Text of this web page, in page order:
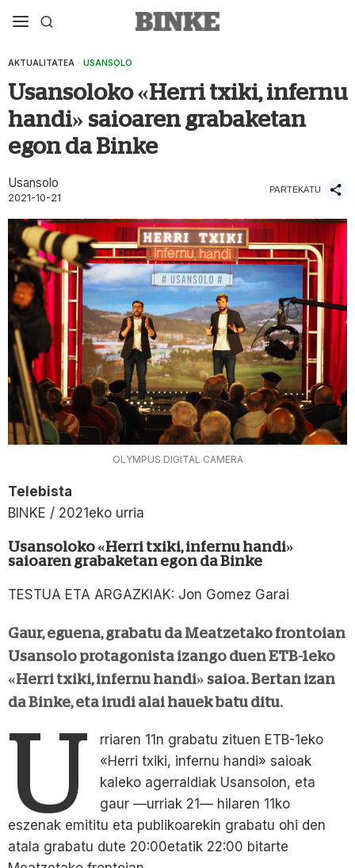
AKTUALITATEA · USANSOLO
Usansoloko «Herri txiki, infernu
handi» saioaren grabaketan
egon da Binke
Usansolo
2021-10-21
PARTEKATU
OLYMPUS DIGITAL CAMERA
Telebista
BINKE / 2021eko urria
Usansoloko «Herri txiki, infernu handi»
saioaren grabaketan egon da Binke
TESTUA ETA ARGAZKIAK: Jon Gomez Garai
Gaur, eguena, grabatu da Meatzetako frontoian
Usansolo protagonista izango duen ETB-1eko
«Herri txiki, infernu handi» saioa. Bertan izan
da Binke, eta irudi alai hauek batu ditu.
U
rriaren 11n grabatu zituen ETB-1eko
«Herri txiki, infernu handi» saioak
kaleko agerraldiak Usansolon, eta
gaur —urriak 21— hilaren 11ko
eszenak emititu eta publikoarekin grabatu ohi den
atala grabatu dute 20:00etatik 22:00 bitarte